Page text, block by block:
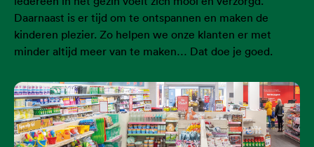
Daarnaast is er tijd om te ontspannen en maken de
kinderen plezier. Zo helpen we onze klanten er met
minder altijd meer van te maken… Dat doe je goed.